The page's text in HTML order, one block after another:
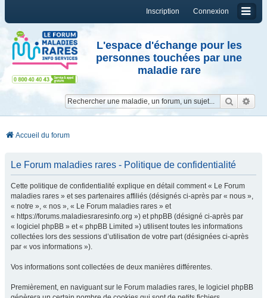
Connexion
Inscription
L'espace d'échange pour les
personnes touchées par une
maladie rare
Accueil du forum
Le Forum maladies rares - Politique de confidentialité
Cette politique de confidentialité explique en détail comment « Le Forum
maladies rares » et ses partenaires affiliés (désignés ci-après par « nous »,
« notre », « nos », « Le Forum maladies rares » et
« https://forums.maladiesraresinfo.org ») et phpBB (désigné ci-après par
« logiciel phpBB » et « phpBB Limited ») utilisent toutes les informations
collectées lors des sessions d’utilisation de votre part (désignées ci-après
par « vos informations »).
Vos informations sont collectées de deux manières différentes.
Premièrement, en naviguant sur le Forum maladies rares, le logiciel phpBB